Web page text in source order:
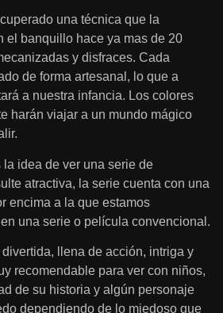
una técnica que la
el banquillo hace ya mas de 20
y disfraces. Cada
de forma artesanal, lo que a
a nuestra infancia. Los colores
harán viajar a un mundo mágico
idea de ver una serie de
atractiva, la serie cuenta con una
encima a la que estamos
una serie o película convencional.
llena de acción, intriga y
recomendable para ver con niños,
de su historia y algún personaje
dependiendo de lo miedoso que